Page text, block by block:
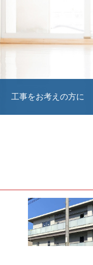
工事をお考えの方に